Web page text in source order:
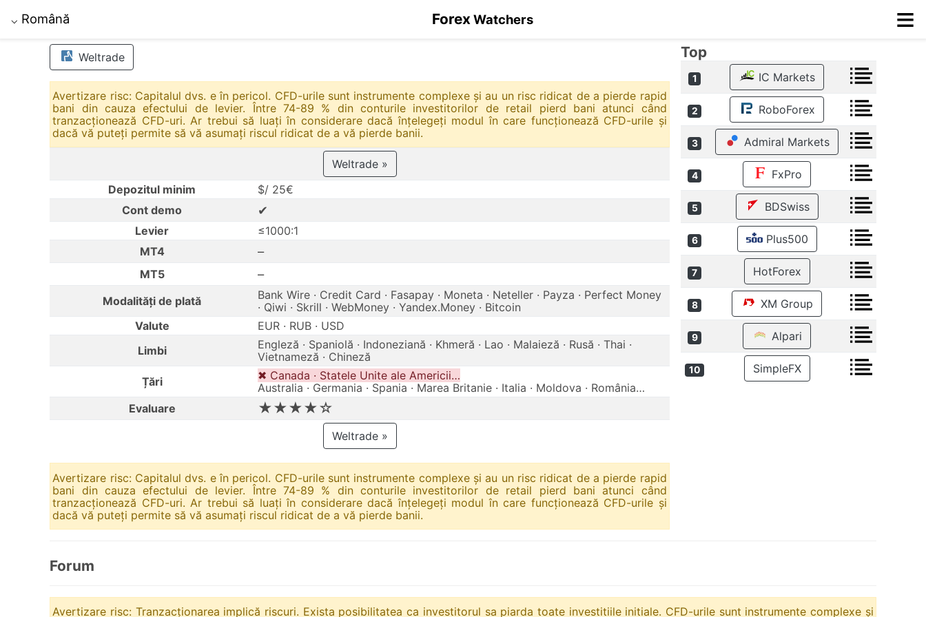
⌵ Română ForexWatchers ≡
Weltrade
Avertizare risc: Capitalul dvs. e în pericol. CFD-urile sunt instrumente complexe și au un risc ridicat de a pierde rapid
bani din cauza efectului de levier. Între 74-89 % din conturile investitorilor de retail pierd bani atunci când
tranzacționează CFD-uri. Ar trebui să luați în considerare dacă înțelegeți modul în care funcționează CFD-urile și
dacă vă puteți permite să vă asumați riscul ridicat de a vă pierde banii.
Weltrade »
Depozitul minim
$/ 25€
Cont demo
✔
Levier
≤1000:1
MT4
–
MT5 –
Modalități de plată
Bank Wire · Credit Card · Fasapay · Moneta · Neteller · Payza · Perfect Money
· Qiwi · Skrill · WebMoney · Yandex.Money · Bitcoin
Valute
EUR · RUB · USD
Limbi
Engleză · Spaniolă · Indoneziană · Khmeră · Lao · Malaieză · Rusă · Thai ·
Vietnameză · Chineză
Țări
✖ Canada · Statele Unite ale Americii…
Australia · Germania · Spania · Marea Britanie · Italia · Moldova · România…
Evaluare
★★★★☆
Weltrade »
Avertizare risc: Capitalul dvs. e în pericol. CFD-urile sunt instrumente complexe și au un risc ridicat de a pierde rapid
bani din cauza efectului de levier. Între 74-89 % din conturile investitorilor de retail pierd bani atunci când
tranzacționează CFD-uri. Ar trebui să luați în considerare dacă înțelegeți modul în care funcționează CFD-urile și
dacă vă puteți permite să vă asumați riscul ridicat de a vă pierde banii.
Top
1 IC Markets
2 RoboForex
3 Admiral Markets
4 FxPro
5 BDSwiss
6 Plus500
7 HotForex
8 XM Group
9 Alpari
10 SimpleFX
Forum
Avertizare risc: Tranzacționarea implică riscuri. Exista posibilitatea ca investitorul sa piarda toate investitiile initiale. CFD-urile sunt instrumente complexe și